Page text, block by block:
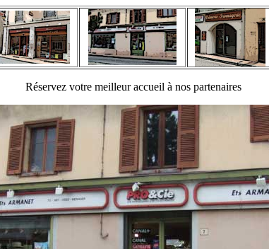
Réservez votre meilleur accueil à nos partenaires